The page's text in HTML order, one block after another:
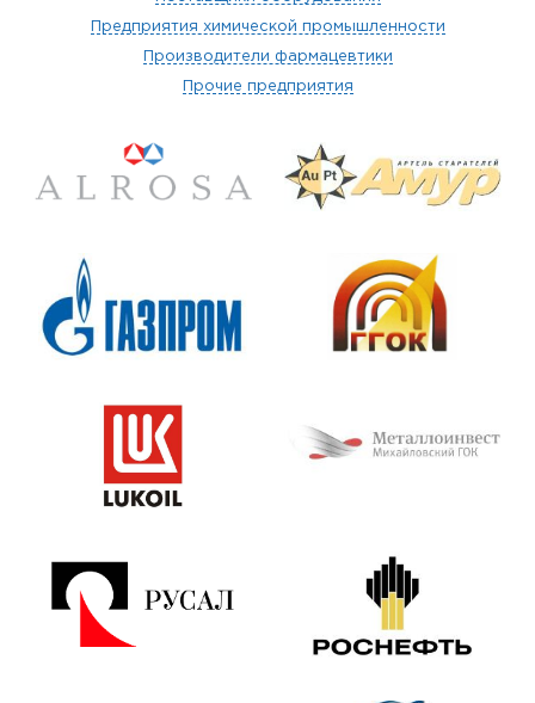
Предприятия химической промышленности
Производители фармацевтики
Прочие предприятия